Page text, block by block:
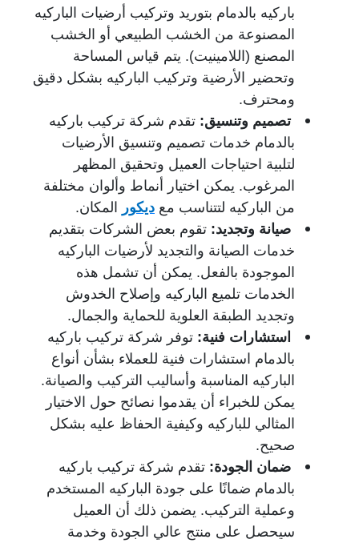
باركيه بالدمام بتوريد وتركيب أرضيات الباركيه
المصنوعة من الخشب الطبيعي أو الخشب
المصنع (اللامينيت). يتم قياس المساحة
وتحضير الأرضية وتركيب الباركيه بشكل دقيق
ومحترف.
تصميم وتنسيق: تقدم شركة تركيب باركيه
بالدمام خدمات تصميم وتنسيق الأرضيات
لتلبية احتياجات العميل وتحقيق المظهر
المرغوب. يمكن اختيار أنماط وألوان مختلفة
من الباركيه لتتناسب مع ديكور المكان.
صيانة وتجديد: تقوم بعض الشركات بتقديم
خدمات الصيانة والتجديد لأرضيات الباركيه
الموجودة بالفعل. يمكن أن تشمل هذه
الخدمات تلميع الباركيه وإصلاح الخدوش
وتجديد الطبقة العلوية للحماية والجمال.
استشارات فنية: توفر شركة تركيب باركيه
بالدمام استشارات فنية للعملاء بشأن أنواع
الباركيه المناسبة وأساليب التركيب والصيانة.
يمكن للخبراء أن يقدموا نصائح حول الاختيار
المثالي للباركيه وكيفية الحفاظ عليه بشكل
صحيح.
ضمان الجودة: تقدم شركة تركيب باركيه
بالدمام ضمانًا على جودة الباركيه المستخدم
وعملية التركيب. يضمن ذلك أن العميل
سيحصل على منتج عالي الجودة وخدمة